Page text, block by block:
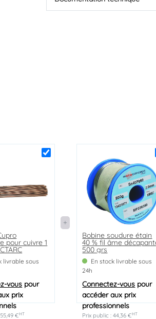
Des prix justes
pour cuivre 1
livrable sous
vous pour
prix
€HT
Bobine soudure étain
40 % fil âme
500 grs
En stock livrable sous
24h
Connectez-vous pour
accéder aux prix
professionnels
Prix public : 44,36 €HT